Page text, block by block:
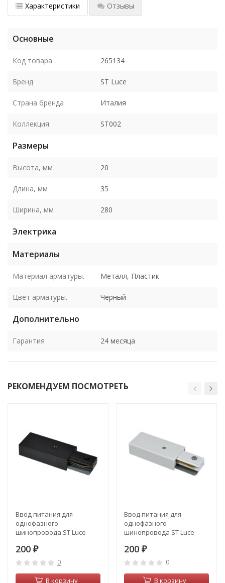
Характеристики Отзывы
Основные
Код товара 265134
Бренд ST Luce
Страна бренда Италия
Коллекция ST002
Размеры
Высота, мм 20
Длина, мм 35
Ширина, мм 280
Электрика
Материалы
Материал арматуры. Металл, Пластик
Цвет арматуры. Черный
Дополнительно
Гарантия 24 месяца
РЕКОМЕНДУЕМ ПОСМОТРЕТЬ
Ввод питания для
однофазного
шинопровода ST Luce
200 ₽
0
В корзину
Ввод питания для
однофазного
шинопровода ST Luce
200 ₽
0
В корзину